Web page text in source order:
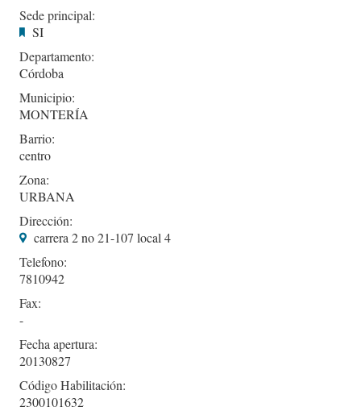
Sede principal:
SI
Departamento:
Córdoba
Municipio:
MONTERÍA
Barrio:
centro
Zona:
URBANA
Dirección:
carrera 2 no 21-107 local 4
Telefono:
7810942
Fax:
-
Fecha apertura:
20130827
Código Habilitación:
2300101632